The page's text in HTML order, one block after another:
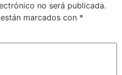
no será publicada.
marcados con *